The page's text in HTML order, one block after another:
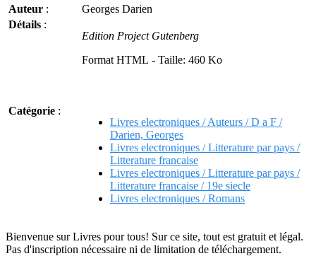
Auteur :
Georges Darien
Détails :
Edition Project Gutenberg
Format HTML - Taille: 460 Ko
Catégorie :
Livres electroniques / Auteurs / D a F /
Darien, Georges
Livres electroniques / Litterature par pays /
Litterature francaise
Livres electroniques / Litterature par pays /
Litterature francaise / 19e siecle
Livres electroniques / Romans
Bienvenue sur Livres pour tous! Sur ce site, tout est gratuit et légal.
Pas d'inscription nécessaire ni de limitation de téléchargement.